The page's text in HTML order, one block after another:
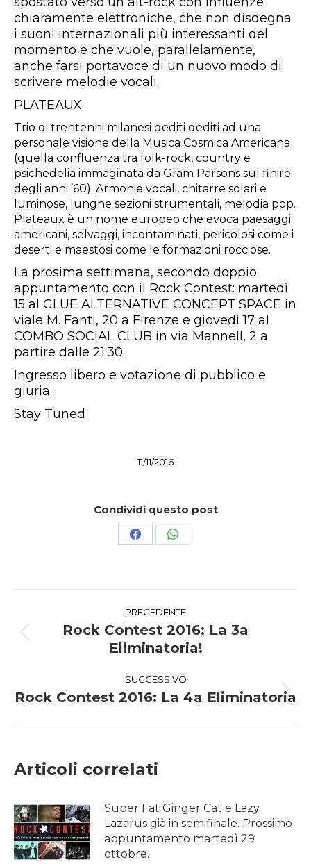
chiaramente elettroniche, che non disdegna
i suoni internazionali più interessanti del
momento e che vuole, parallelamente,
anche farsi portavoce di un nuovo modo di
scrivere melodie vocali.
PLATEAUX
Trio di trentenni milanesi dediti dediti ad una
personale visione della Musica Cosmica Americana
(quella confluenza tra folk-rock, country e
psichedelia immaginata da Gram Parsons sul finire
degli anni ’60). Armonie vocali, chitarre solari e
luminose, lunghe sezioni strumentali, melodia pop.
Plateaux è un nome europeo che evoca paesaggi
americani, selvaggi, incontaminati, pericolosi come i
deserti e maestosi come le formazioni rocciose.
La prosima settimana, secondo doppio
appuntamento con il Rock Contest: martedì
15 al GLUE ALTERNATIVE CONCEPT SPACE in
viale M. Fanti, 20 a Firenze e giovedì 17 al
COMBO SOCIAL CLUB in via Mannell, 2 a
partire dalle 21:30.
Ingresso libero e votazione di pubblico e
giuria.
Stay Tuned
11/11/2016
Condividi questo post
CondividiCondividi
tra
post
PRECEDENTE
Post
precedente:
Rock Contest 2016: La 3a
Eliminatoria!
SUCCESSIVO
Prossimo
Rock Contest 2016: La 4a Eliminatoria
Articoli correlati
Super Fat Ginger Cat e Lazy
Lazarus già in semifinale. Prossimo
appuntamento martedì 29
ottobre.